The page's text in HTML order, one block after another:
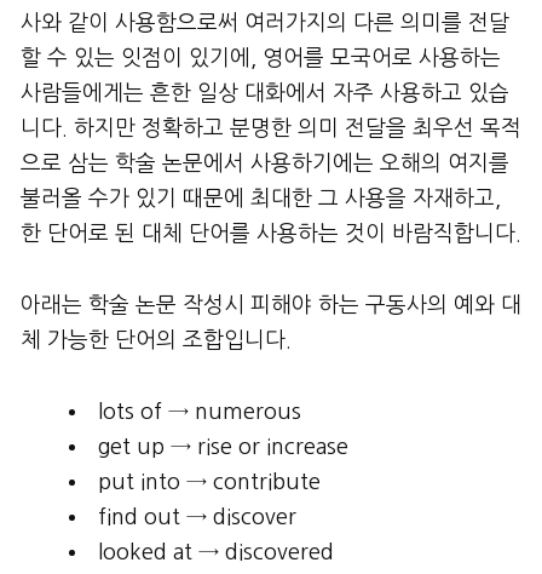
사와 같이 사용함으로써 여러가지의 다른 의미를 전달
할 수 있는 잇점이 있기에, 영어를 모국어로 사용하는
사람들에게는 흔한 일상 대화에서 자주 사용하고 있습
니다. 하지만 정확하고 분명한 의미 전달을 최우선 목적
으로 삼는 학술 논문에서 사용하기에는 오해의 여지를
불러올 수가 있기 때문에 최대한 그 사용을 자재하고,
한 단어로 된 대체 단어를 사용하는 것이 바람직합니다.
아래는 학술 논문 작성시 피해야 하는 구동사의 예와 대
체 가능한 단어의 조합입니다.
lots of → numerous
get up → rise or increase
put into → contribute
find out → discover
looked at → discovered